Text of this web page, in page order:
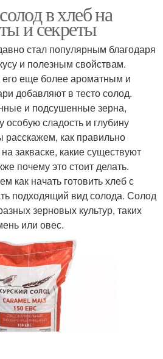
в хлеб на
и секреты
стал популярным благодаря
и полезным свойствам.
его еще более ароматным и
добавляют в тесто солод.
и подсушенные зерна,
особую сладость и глубину
расскажем, как правильно
закваске, какие существуют
почему это стоит делать.
как начать готовить хлеб с
подходящий вид солода. Солод
зерновых культур, таких
или овес.